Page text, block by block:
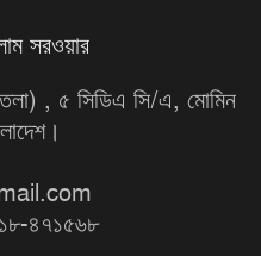
সরওয়ার
, ৫ সিডিএ সি/এ, মোমিন
৪৭১৫৬৮